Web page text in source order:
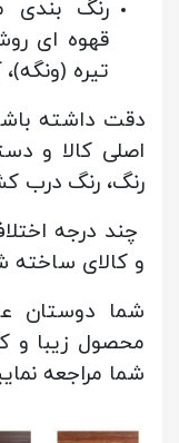
رنگ بندی
قهوه ای
تیره
دقت داشته
اصلی کالا و
رنگ، رنگ درب
چند درجه
و کالای ساخته
شما دوستان
محصول زیبا و
شما مراجعه